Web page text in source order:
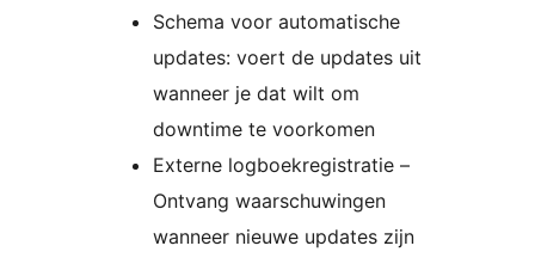
Schema voor automatische
updates: voert de updates uit
wanneer je dat wilt om
downtime te voorkomen
Externe logboekregistratie –
Ontvang waarschuwingen
wanneer nieuwe updates zijn